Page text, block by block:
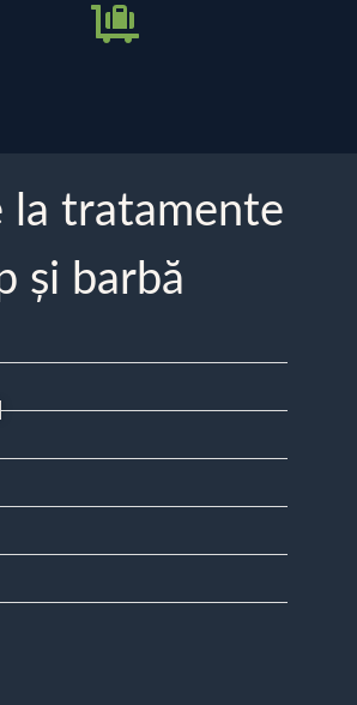
la tratamente
și barbă